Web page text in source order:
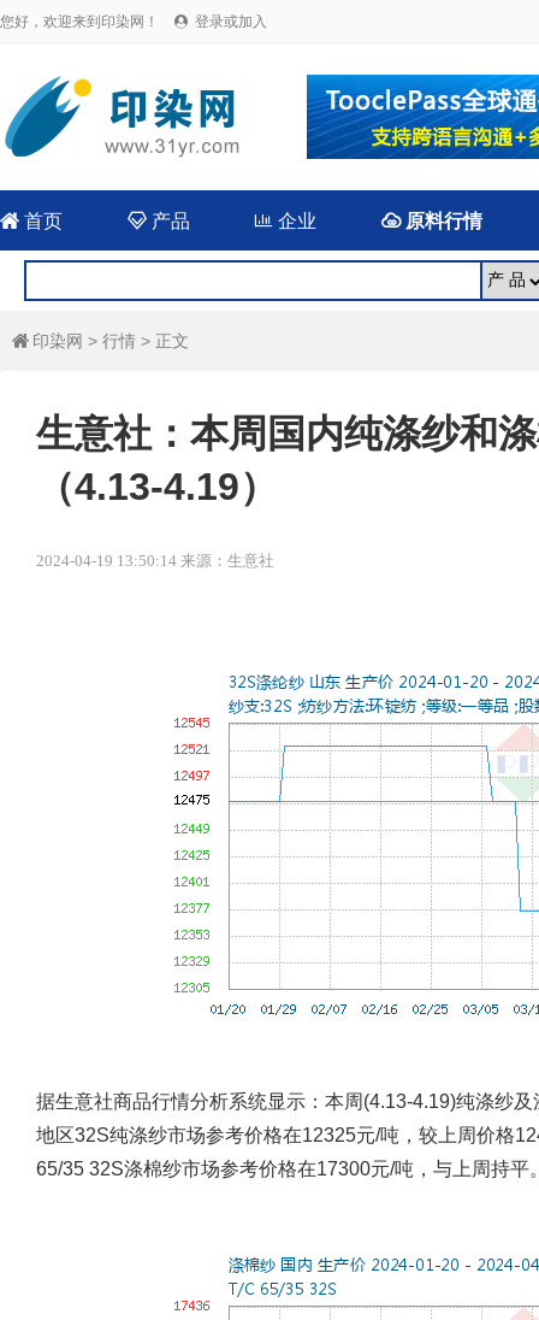
您好，欢迎来到印染网！  登录或加入
 首页 产品  企业 原料行情
 印染网 > 行情 > 正文
生意社：本周国内纯涤纱和
（4.13-4.19）
2024-04-19 13:50:14 来源：生意社
据生意社商品行情分析系统显示：本周(4.13-4.19)纯涤纱
地区32S纯涤纱市场参考价格在12325元/吨，较上周价格
65/35 32S涤棉纱市场参考价格在17300元/吨，与上周持平